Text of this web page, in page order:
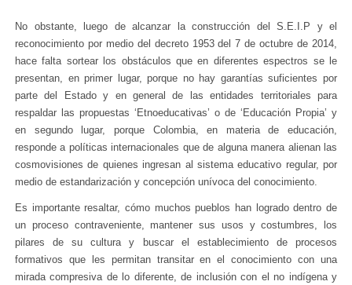
No obstante, luego de alcanzar la construcción del S.E.I.P y el
reconocimiento por medio del decreto 1953 del 7 de octubre de 2014,
hace falta sortear los obstáculos que en diferentes espectros se le
presentan, en primer lugar, porque no hay garantías suficientes por
parte del Estado y en general de las entidades territoriales para
respaldar las propuestas ‘Etnoeducativas’ o de ‘Educación Propia’ y
en segundo lugar, porque Colombia, en materia de educación,
responde a políticas internacionales que de alguna manera alienan las
cosmovisiones de quienes ingresan al sistema educativo regular, por
medio de estandarización y concepción unívoca del conocimiento.
Es importante resaltar, cómo muchos pueblos han logrado dentro de
un proceso contraveniente, mantener sus usos y costumbres, los
pilares de su cultura y buscar el establecimiento de procesos
formativos que les permitan transitar en el conocimiento con una
mirada compresiva de lo diferente, de inclusión con el no indígena y